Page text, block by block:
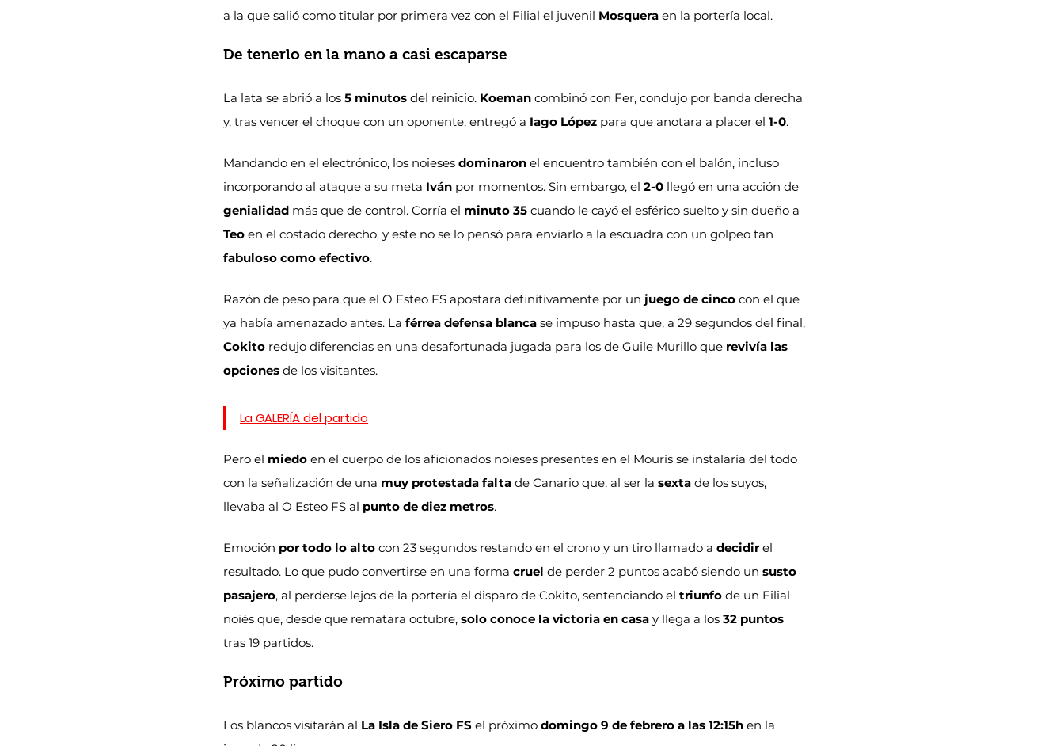
a la que salió como titular por primera vez con el Filial el juvenil Mosquera en la portería local.
De tenerlo en la mano a casi escaparse
La lata se abrió a los 5 minutos del reinicio. Koeman combinó con Fer, condujo por banda derecha
y, tras vencer el choque con un oponente, entregó a Iago López para que anotara a placer el 1-0.
Mandando en el electrónico, los noieses dominaron el encuentro también con el balón, incluso
incorporando al ataque a su meta Iván por momentos. Sin embargo, el 2-0 llegó en una acción de
genialidad más que de control. Corría el minuto 35 cuando le cayó el esférico suelto y sin dueño a
Teo en el costado derecho, y este no se lo pensó para enviarlo a la escuadra con un golpeo tan
fabuloso como efectivo.
Razón de peso para que el O Esteo FS apostara definitivamente por un juego de cinco con el que
ya había amenazado antes. La férrea defensa blanca se impuso hasta que, a 29 segundos del final,
Cokito redujo diferencias en una desafortunada jugada para los de Guile Murillo que revivía las
opciones de los visitantes.
La GALERÍA del partido
Pero el miedo en el cuerpo de los aficionados noieses presentes en el Mourís se instalaría del todo
con la señalización de una muy protestada falta de Canario que, al ser la sexta de los suyos,
llevaba al O Esteo FS al punto de diez metros.
Emoción por todo lo alto con 23 segundos restando en el crono y un tiro llamado a decidir el
resultado. Lo que pudo convertirse en una forma cruel de perder 2 puntos acabó siendo un susto
pasajero, al perderse lejos de la portería el disparo de Cokito, sentenciando el triunfo de un Filial
noiés que, desde que rematara octubre, solo conoce la victoria en casa y llega a los 32 puntos
tras 19 partidos.
Próximo partido
Los blancos visitarán al La Isla de Siero FS el próximo domingo 9 de febrero a las 12:15h en la